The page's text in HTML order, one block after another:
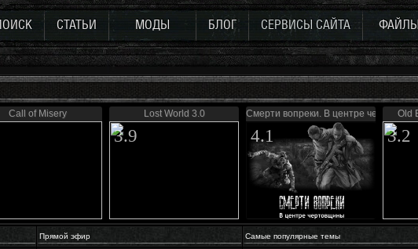
ПОИСК СТАТЬИ МОДЫ БЛОГ СЕРВИСЫ САЙТА
Call of Misery Lost World 3.0
3.9
Смерти вопреки. В центре
4.1
Old
3.2
Прямой эфир Самые популярные темы